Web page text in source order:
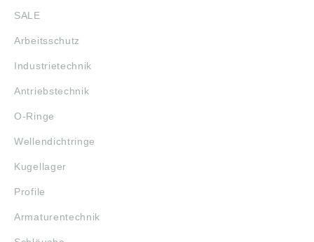
SALE
Arbeitsschutz
Industrietechnik
Antriebstechnik
O-Ringe
Wellendichtringe
Kugellager
Profile
Armaturentechnik